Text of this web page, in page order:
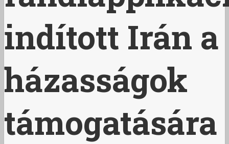
indított Irán a
házasságok
támogatására